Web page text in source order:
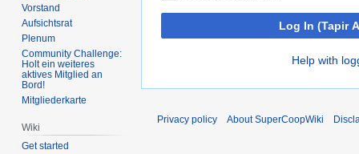
Log In (Tapir
Help with
Vorstand
Aufsichtsrat
Plenum
Community Challenge:
Holt ein weiteres
aktives Mitglied an
Bord!
Mitgliederkarte
Wiki
Get started
Privacy policy About SuperCoopWiki